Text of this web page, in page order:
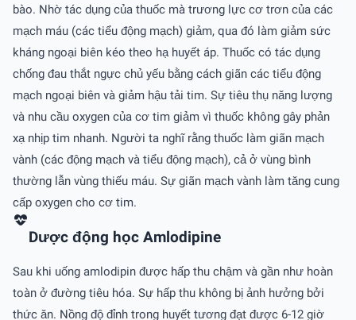
bào. Nhờ tác dụng của thuốc mà trương lực cơ trơn của các
mạch máu (các tiểu động mạch) giảm, qua đó làm giảm sức
kháng ngoại biên kéo theo hạ huyết áp. Thuốc có tác dụng
chống đau thắt ngực chủ yếu bằng cách giãn các tiểu động
mạch ngoại biên và giảm hậu tải tim. Sự tiêu thụ năng lượng
và nhu cầu oxygen của cơ tim giảm vì thuốc không gây phản
xạ nhịp tim nhanh. Người ta nghĩ rằng thuốc làm giãn mạch
vành (các động mạch và tiểu động mạch), cả ở vùng bình
thường lẫn vùng thiếu máu. Sự giãn mạch vành làm tăng cung
cấp oxygen cho cơ tim.
Dược động học Amlodipine
Sau khi uống amlodipin được hấp thu chậm và gần như hoàn
toàn ở đường tiêu hóa. Sự hấp thu không bị ảnh hưởng bởi
thức ăn. Nồng độ đỉnh trong huyết tương đạt được 6-12 giờ